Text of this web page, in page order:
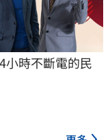
小時不斷電的民